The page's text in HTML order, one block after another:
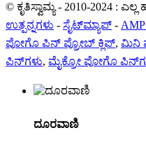
© ಕೃತಿಸ್ವಾಮ್ಯ - 2010-2024 :
ಉತ್ಪನ್ನಗಳು - ಸೈಟ್‌ಮ್ಯಾಪ್ -
ಪೋಗೊ ಪಿನ್ ಪ್ರೋಬ್ ಕ್ಲಿಪ್, ಮಿನಿ
ಪಿನ್‌ಗಳು, ಮೈಕ್ರೋ ಪೋಗೊ
ದೂರವಾಣಿ